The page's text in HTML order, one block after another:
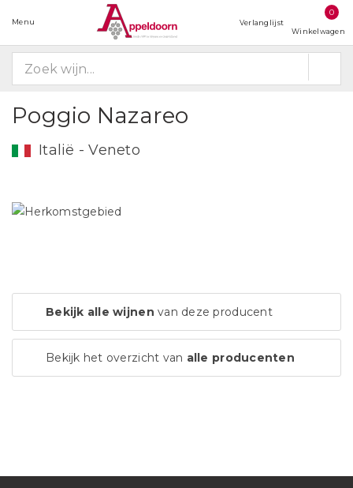
Menu Verlanglijst
0
Winkelwagen
Poggio Nazareo
Italië - Veneto
Bekijk alle wijnen van deze producent
Bekijk het overzicht van alle producenten